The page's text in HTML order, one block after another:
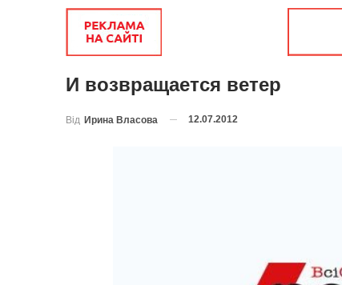
И возвращается ветер
Від Ирина Власова 12.07.2012